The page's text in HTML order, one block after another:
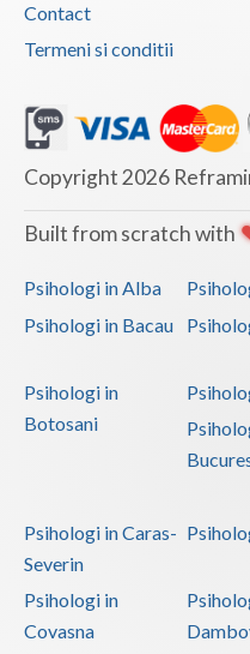
Contact
Termeni si conditii
Copyright 2026
Built from scratch with
Psihologi in Alba
Psihologi in Bacau
Psihologi in
Botosani
Psihologi in Caras-
Severin
Psihologi in
Covasna